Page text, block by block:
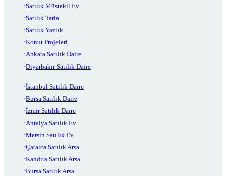
Satılık Müstakil Ev
Satılık Tarla
Satılık Yazlık
Konut Projeleri
Ankara Satılık Daire
Diyarbakır Satılık Daire
İstanbul Satılık Daire
Bursa Satılık Daire
İzmir Satılık Daire
Antalya Satılık Ev
Mersin Satılık Ev
Çatalca Satılık Arsa
Kandıra Satılık Arsa
Bursa Satılık Arsa